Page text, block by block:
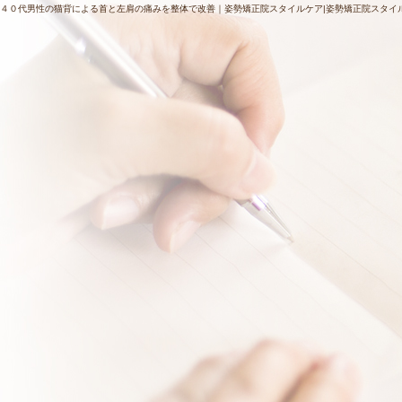
４０代男性の猫背による首と左肩の痛みを整体で改善｜姿勢矯正院スタイルケア|姿勢矯正院スタイ